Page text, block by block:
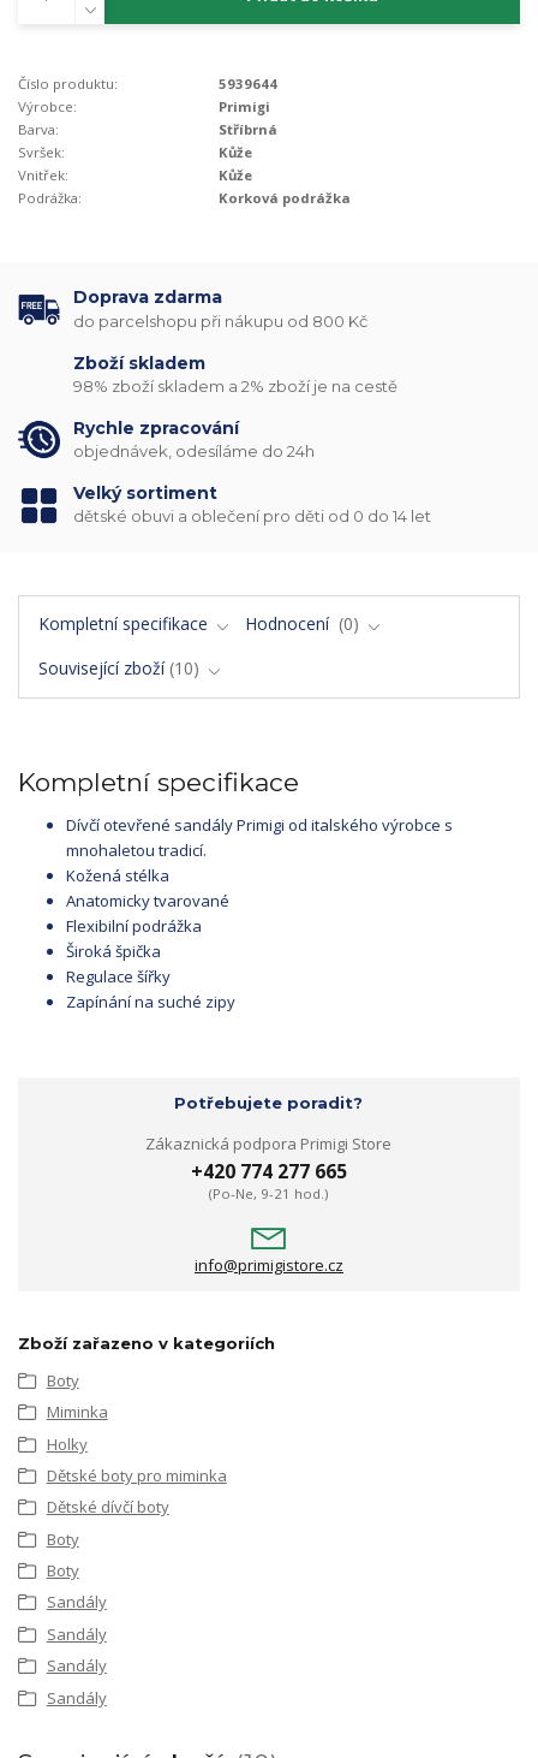
Číslo produktu:
5939644
Výrobce:
Primigi
Barva:
Stříbrná
Svršek:
Kůže
Vnitřek:
Kůže
Podrážka:
Korková podrážka
Doprava zdarma
do parcelshopu při nákupu od 800 Kč
Zboží skladem
98% zboží skladem a 2% zboží je na cestě
Rychle zpracování
objednávek, odesíláme do 24h
Velký sortiment
dětské obuvi a oblečení pro děti od 0 do 14 let
Kompletní specifikace Hodnocení
0
Související zboží 10
Kompletní specifikace
Dívčí otevřené sandály Primigi od italského výrobce s
mnohaletou tradicí.
Kožená stélka
Anatomicky tvarované
Flexibilní podrážka
Široká špička
Regulace šířky
Zapínání na suché zipy
Potřebujete poradit?
Zákaznická podpora Primigi Store
+420 774 277 665
(Po-Ne, 9-21 hod.)
info@primigistore.cz
Zboží zařazeno v kategoriích
Boty
Miminka
Holky
Dětské boty pro miminka
Dětské dívčí boty
Boty
Boty
Sandály
Sandály
Sandály
Sandály